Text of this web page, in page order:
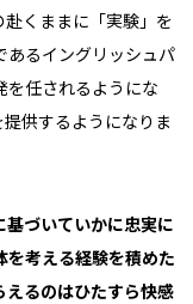
くままに「実験」を
あるイングリッシュパ
を任されるようにな
供するようになりま
基づいていかに忠実に
考える経験を積めた
えるのはひたすら快感